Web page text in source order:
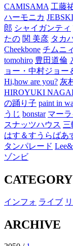
CAMISAMA 工藤
ハーモニカ
郎 シャイガンティ
たの 関 美彦 タカ
Cheekbone チムニィ
tomohiro 豊田道倫
ョー・中村ジョー
Hi,how are you? 灰
HIROYUKI
の踊り子 paint in
うじ bonstar マー
スナッツハウス 三
はす＆すうらばあ
タンパレード
ゾンビ
CATEGORY
インフォ ライブ
ARCHIVE